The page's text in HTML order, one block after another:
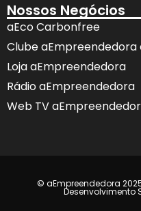
Nossos Negócios
aEco Carbonfree
Clube aEmpreendedora
Loja aEmpreendedora
Rádio aEmpreendedora
Web TV
© aEmpreendedora
Desenvolvimento